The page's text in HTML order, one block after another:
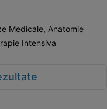
Medicale, Anatomie
Intensiva